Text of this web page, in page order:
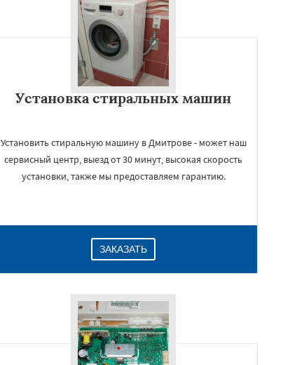
Установка стиральных машин
Установить стиральную машину в Дмитрове - может наш
сервисный центр, выезд от 30 минут, высокая скорость
установки, также мы предоставляем гарантию.
ЗАКАЗАТЬ